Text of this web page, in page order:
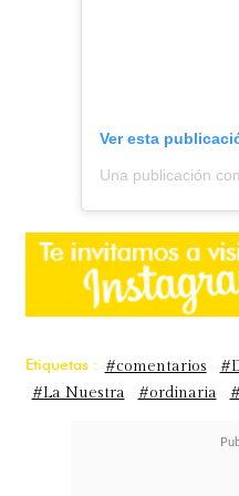
Ver esta
Una publicación
Etiquetas : #comentarios
#La Nuestra
#ordinaria